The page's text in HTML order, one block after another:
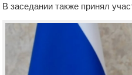
В заседании также принял